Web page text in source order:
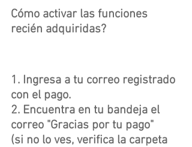
Cómo activar las funciones
recién adquiridas?
1. Ingresa a tu correo registrado
con el pago.
2. Encuentra en tu bandeja el
correo "Gracias por tu pago"
(si no lo ves, verifica la carpeta